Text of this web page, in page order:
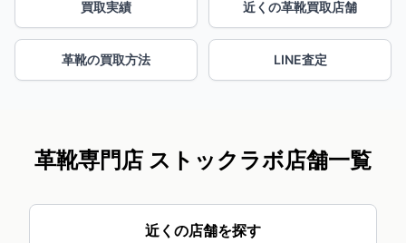
買取実績 近くの革靴買取店舗
革靴の買取方法 LINE査定
革靴専門店 ストックラボ店舗一覧
近くの店舗を探す